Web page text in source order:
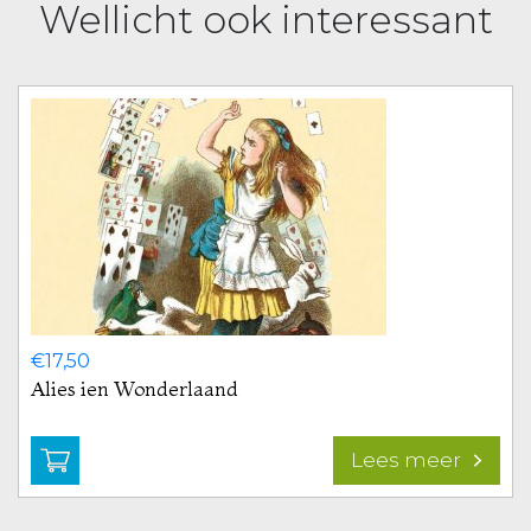
Wellicht ook interessant
€17,50
Alies ien Wonderlaand
Lees meer Bekijk